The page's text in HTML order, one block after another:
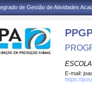
de Gestão de Atividades
E-mail:
https://